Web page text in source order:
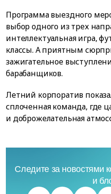
Программа выездного
выбор одного из трех
интеллектуальная игра,
классы. А приятным
зажигательное
барабанщиков.
Летний корпоратив
сплоченная команда, где
и доброжелательная
Следите за новостями
и